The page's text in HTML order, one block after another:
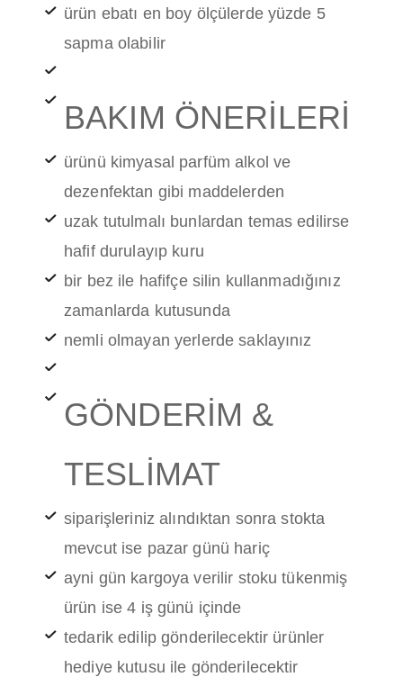
ürün ebatı en boy ölçülerde yüzde 5
sapma olabilir
BAKIM ÖNERİLERİ
ürünü kimyasal parfüm alkol ve
dezenfektan gibi maddelerden
uzak tutulmalı bunlardan temas edilirse
hafif durulayıp kuru
bir bez ile hafifçe silin kullanmadığınız
zamanlarda kutusunda
nemli olmayan yerlerde saklayınız
GÖNDERİM &
TESLİMAT
siparişleriniz alındıktan sonra stokta
mevcut ise pazar günü hariç
ayni gün kargoya verilir stoku tükenmiş
ürün ise 4 iş günü içinde
tedarik edilip gönderilecektir ürünler
hediye kutusu ile gönderilecektir